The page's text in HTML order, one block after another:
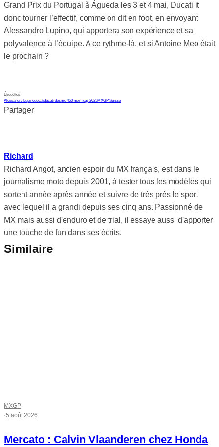
Grand Prix du Portugal à Águeda les 3 et 4 mai, Ducati it
donc tourner l’effectif, comme on dit en foot, en envoyant
Alessandro Lupino, qui apportera son expérience et sa
polyvalence à l’équipe. A ce rythme-là, et si Antoine Meo était
le prochain ?
Étiquettes
Alessandro Lupinoducatiducati desmo 450 mxmxgp 2025MXGP Suisse
Partager
Richard
Richard Angot, ancien espoir du MX français, est dans le
journalisme moto depuis 2001, à tester tous les modèles qui
sortent année après année et suivre de très près le sport
avec lequel il a grandi depuis ses cinq ans. Passionné de
MX mais aussi d'enduro et de trial, il essaye aussi d'apporter
une touche de fun dans ses écrits.
Similaire
MXGP
·5 août 2026
Mercato : Calvin Vlaanderen chez Honda